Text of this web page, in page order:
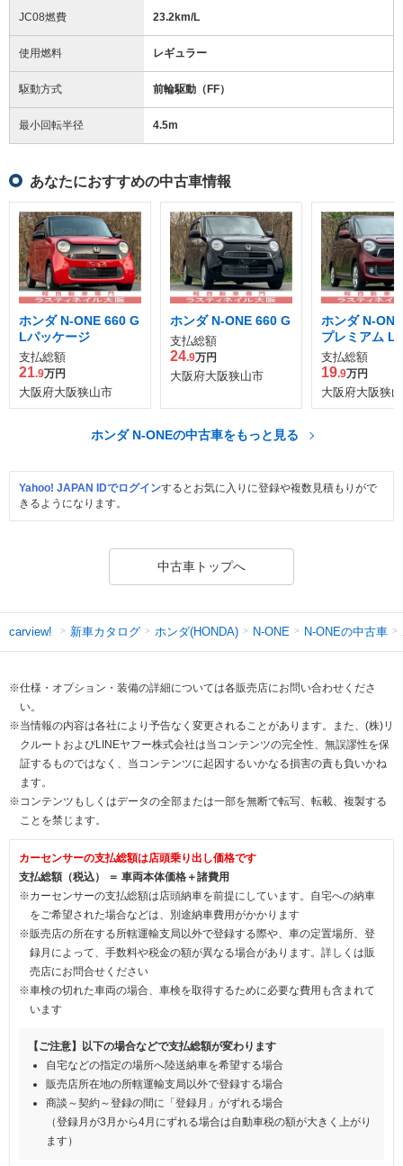
JC08燃費 23.2km/L
使用燃料 レギュラー
駆動方式 前輪駆動（FF）
最小回転半径 4.5m
あなたにおすすめの中古車情報
ホンダ N-ONE 660 G
Lパッケージ
支払総額
21.9万円
大阪府大阪狭山市
ホンダ N-ONE 660 G
支払総額
24.9万円
大阪府大阪狭山市
ホンダ N-
プレミアム L
ージ
支払総額
19.9万円
大阪府大阪狭
ホンダ N-ONEの中古車をもっと見る
Yahoo! JAPAN IDでログインするとお気に入りに登録や複数見積もりがで
きるようになります。
中古車トップへ
carview! 新車カタログ ホンダ(HONDA) N-ONE N-ONEの中古車
※仕様・オプション・装備の詳細については各販売店にお問い合わせくださ
い。
※当情報の内容は各社により予告なく変更されることがあります。また、(株)リ
クルートおよびLINEヤフー株式会社は当コンテンツの完全性、無誤謬性を保
証するものではなく、当コンテンツに起因するいかなる損害の責も負いかね
ます。
※コンテンツもしくはデータの全部または一部を無断で転写、転載、複製する
ことを禁じます。
カーセンサーの支払総額は店頭乗り出し価格です
支払総額（税込） ＝ 車両本体価格＋諸費用
※カーセンサーの支払総額は店頭納車を前提にしています。自宅への納車
をご希望された場合などは、別途納車費用がかかります
※販売店の所在する所轄運輸支局以外で登録する際や、車の定置場所、登
録月によって、手数料や税金の額が異なる場合があります。詳しくは販
売店にお問合せください
※車検の切れた車両の場合、車検を取得するために必要な費用も含まれて
います
【ご注意】以下の場合などで支払総額が変わります
自宅などの指定の場所へ陸送納車を希望する場合
販売店所在地の所轄運輸支局以外で登録する場合
商談～契約～登録の間に「登録月」がずれる場合
（登録月が3月から4月にずれる場合は自動車税の額が大きく上がり
ます）